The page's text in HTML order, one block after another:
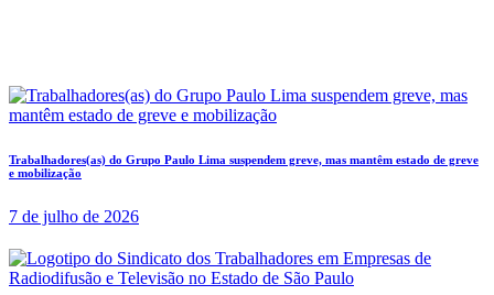
Trabalhadores(as) do Grupo Paulo Lima suspendem greve, mas mantêm estado de greve
e mobilização
7 de julho de 2026